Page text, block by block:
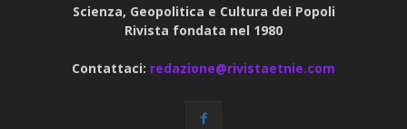
Scienza, Geopolitica e Cultura dei Popoli
Rivista fondata nel 1980
Contattaci: redazione@rivistaetnie.com